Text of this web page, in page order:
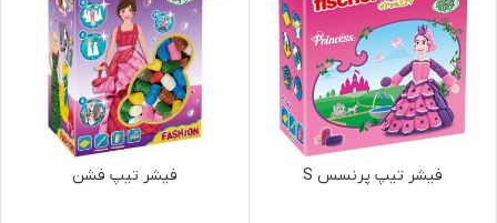
فیشر تیپ پرنسس S فیشر تیپ فشن